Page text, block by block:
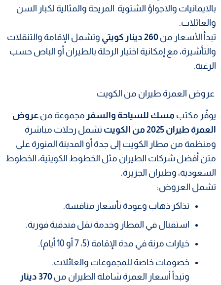
بالايمانيات والاجواؤ الشتوية المريحة والمثالية لكبار السن
والعائلات.
تبدأ الأسعار من 260 دينار كويتي
وتشمل الإقامة والتنقلات
والتأشيرة، مع إمكانية اختيار الرحلة بالطيران أو الباص حسب
الرغبة.
عروض العمرة طيران من الكويت
يوفّر مكتب مسك للسياحة والسفر مجموعة من عروض
العمرة طيران 2025 من الكويت
تشمل رحلات مباشرة
ومنظمة من مطار الكويت إلى جدة أو المدينة المنورة على
متن أفضل شركات الطيران مثل الخطوط الكويتية، الخطوط
السعودية، وطيران الجزيرة.
تشمل العروض:
تذاكر ذهاب وعودة بأسعار منافسة.
استقبال في المطار وخدمة نقل فندقية فورية.
خيارات مرنة في مدة الإقامة (5، 7 أو 10 أيام).
خصومات خاصة للمجموعات والعائلات.
وتبدأ أسعار العمرة شاملة الطيران من
370 دينار